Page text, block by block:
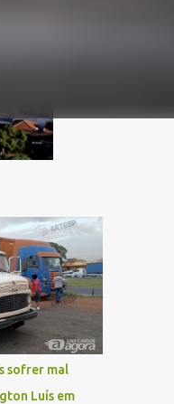
sofrer mal
Luís em